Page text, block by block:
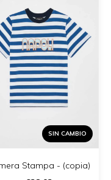
SIN CAMBIO
Stampa - (copia)